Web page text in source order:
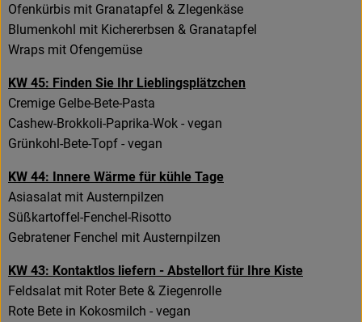
Ofenkürbis mit Granatapfel & ZIegenkäse
Blumenkohl mit Kichererbsen & Granatapfel
Wraps mit Ofengemüse
KW 45: Finden Sie Ihr Lieblingsplätzchen
Cremige Gelbe-Bete-Pasta
Cashew-Brokkoli-Paprika-Wok - vegan
Grünkohl-Bete-Topf - vegan
KW 44: Innere Wärme für kühle Tage
Asiasalat mit Austernpilzen
Süßkartoffel-Fenchel-Risotto
Gebratener Fenchel mit Austernpilzen
KW 43: Kontaktlos liefern - Abstellort für Ihre Kiste
Feldsalat mit Roter Bete & Ziegenrolle
Rote Bete in Kokosmilch - vegan